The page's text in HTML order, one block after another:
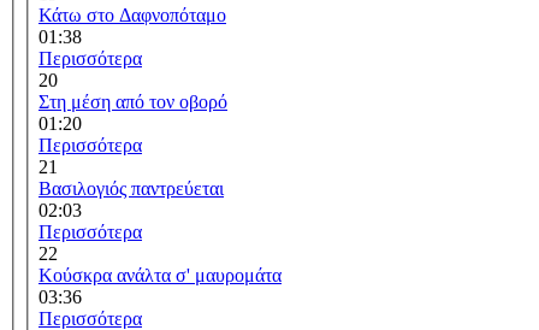
Κάτω στο Δαφνοπόταμο
01:38
Περισσότερα
20
Στη μέση από τον οβορό
01:20
Περισσότερα
21
Βασιλογιός παντρεύεται
02:03
Περισσότερα
22
Κούσκρα ανάλτα σ' μαυρομάτα
03:36
Περισσότερα